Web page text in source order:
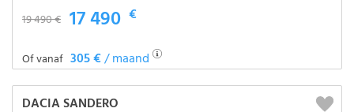
19 490 € 17 490 €
Of vanaf 305 €/ maand
DACIA SANDERO